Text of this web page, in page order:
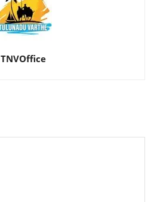
TNVOffice